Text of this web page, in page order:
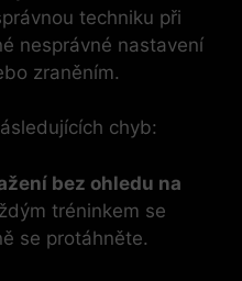
techniku při
nesprávné nastavení
zraněním.
chyb:
bez ohledu na
tréninkem se
se protáhněte.